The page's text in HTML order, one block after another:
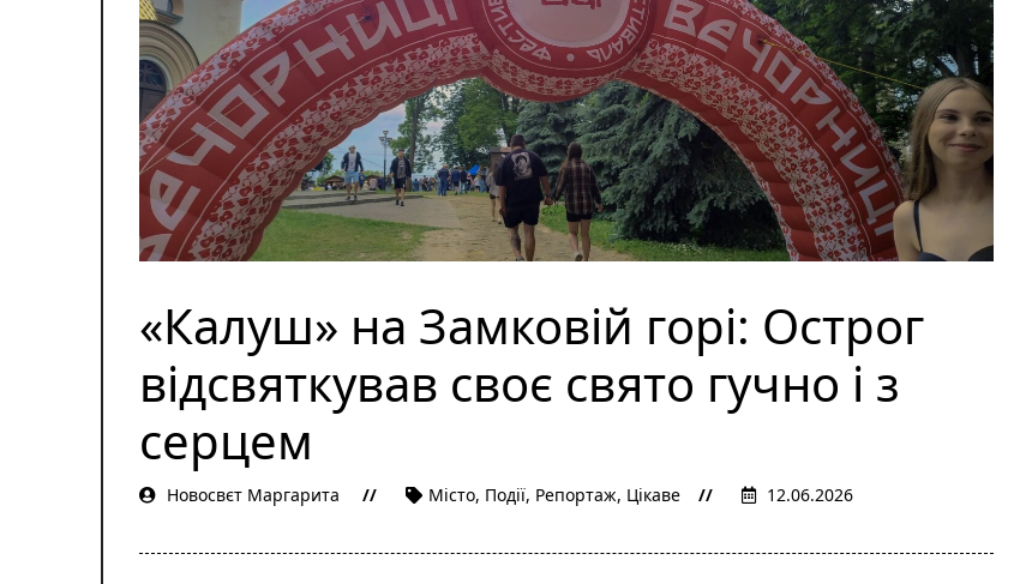
«Калуш» на Замковій горі: Острог
відсвяткував своє свято гучно і з
серцем
Новосвєт Маргарита Місто, Події, Репортаж, Цікаве 12.06.2026